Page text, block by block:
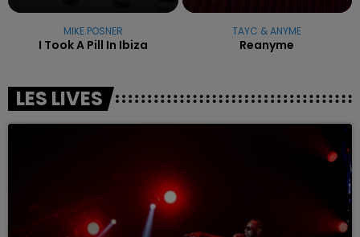
MIKE POSNER
I Took A Pill In Ibiza
TAYC & ANYME
Reanyme
LES LIVES